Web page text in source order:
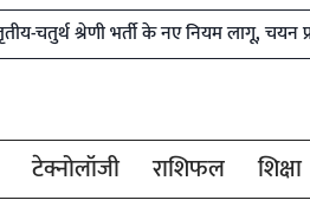
के नए नियम लागू, चयन प्रक्रिया हुई पूरी
टेक्नोलॉजी राशिफल शिक्षा